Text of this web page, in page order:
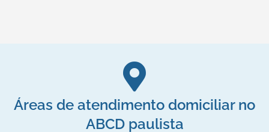
Áreas de atendimento domiciliar no
ABCD paulista